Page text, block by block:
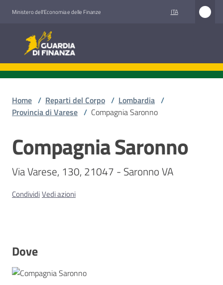
Ministero dell'Economia e delle Finanze ITA
Guardia di Finanza
Guardia di Finanza
siamo
Cosa
facciamo
Comunicazione
Concorsi
Home / Reparti del Corpo / Lombardia /
Provincia di Varese / Compagnia Saronno
Salta al contenuto
Compagnia Saronno
Via Varese, 130, 21047 - Saronno VA
CondividiVedi azioni
Dove